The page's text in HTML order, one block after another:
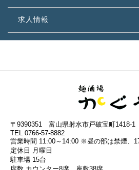
求人情報
〒9390351 富山県射水市戸破宝町1418-1
TEL 0766-57-8882
営業時間 11:00～14:00 ※昼の部は禁煙、
定休日 月曜日
駐車場 15台